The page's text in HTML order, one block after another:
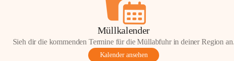
Müllkalender
Sieh dir die kommenden Termine für die Müllabfuhr in deiner Region
Kalender ansehen